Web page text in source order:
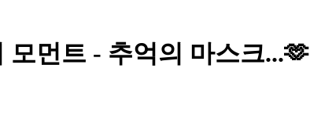
먼트 - 추억의 마스크...🫶